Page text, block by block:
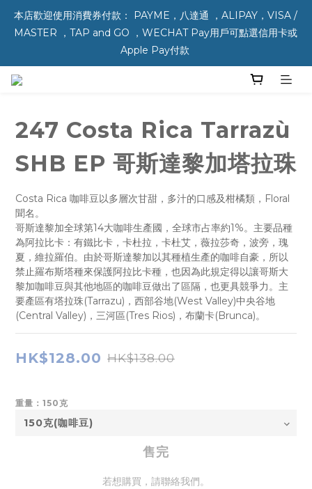
本店歡迎使用消費券付款： PAYME，八達通 ，ALIPAY，VISA /
MASTER ，TAP and GO ，WECHAT Pay用戶可點選信用卡或
Apple Pay付款
247 Costa Rica Tarrazù
SHB EP 哥斯達黎加塔拉珠
Costa Rica 咖啡豆以多層次甘甜，多汁的口感及柑橘類，Floral
聞名。
哥斯達黎加全球第14大咖啡生產國，全球市占率約1%。主要品種
為阿拉比卡：有鐵比卡，卡杜拉，卡杜艾，薇拉莎奇，波旁，瑰
夏，維拉羅伯。由於哥斯達黎加以其種植生產的咖啡自豪，所以
禁止羅布斯塔種來保護阿拉比卡種，也因為此規定得以讓哥斯大
黎加咖啡豆與其他地區的咖啡豆做出了區隔，也更具競爭力。主
要產區有塔拉珠(Tarrazu)，西部谷地(West Valley)中央谷地
(Central Valley)，三河區(Tres Rios)，布蘭卡(Brunca)。
HK$128.00 HK$138.00
重量：150克
售完
若想購買，請聯絡我們。